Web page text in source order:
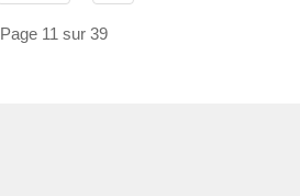
Page 11 sur 39